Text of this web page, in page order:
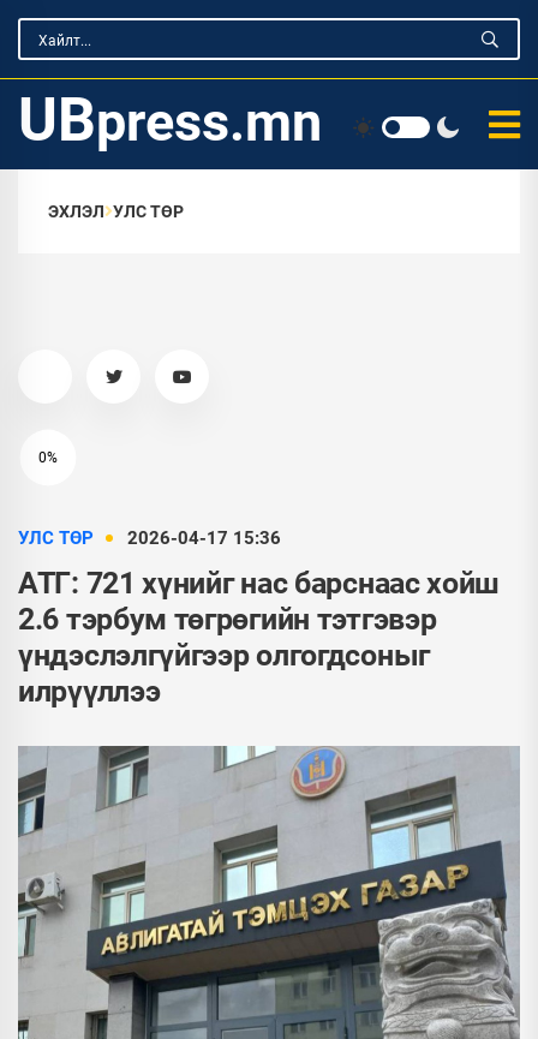
UBpress.mn
ЭХЛЭЛ УЛС ТӨР
0%
УЛС ТӨР 2026-04-17 15:36
АТГ: 721 хүнийг нас барснаас хойш
2.6 тэрбум төгрөгийн тэтгэвэр
үндэслэлгүйгээр олгогдсоныг
илрүүллээ